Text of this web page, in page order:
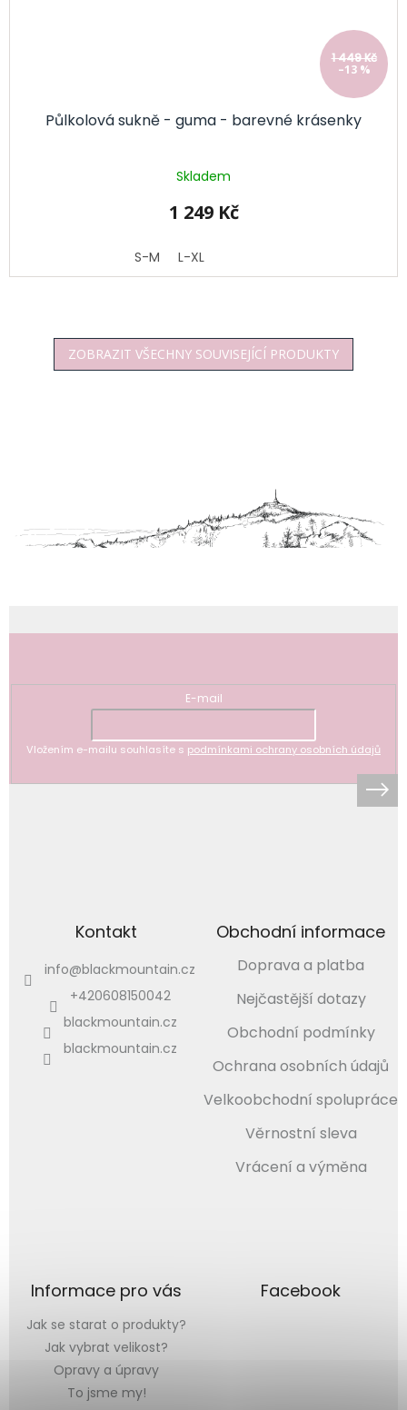
1 449 Kč
–13 %
Půlkolová sukně - guma - barevné krásenky
Skladem
1 249 Kč
S-M L-XL
ZOBRAZIT VŠECHNY SOUVISEJÍCÍ PRODUKTY
E-mail
Vložením e-mailu souhlasíte s podmínkami ochrany osobních údajů
Kontakt
info@blackmountain.cz
+420608150042
blackmountain.cz
blackmountain.cz
Obchodní informace
Doprava a platba
Nejčastější dotazy
Obchodní podmínky
Ochrana osobních údajů
Velkoobchodní spolupráce
Věrnostní sleva
Vrácení a výměna
Informace pro vás
Jak se starat o produkty?
Jak vybrat velikost?
Opravy a úpravy
To jsme my!
Facebook